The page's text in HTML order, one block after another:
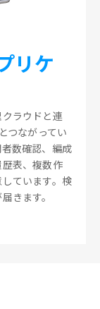
リケ
ラウドと連
つながってい
数確認、編成
表、複数作
ています。検
きます。